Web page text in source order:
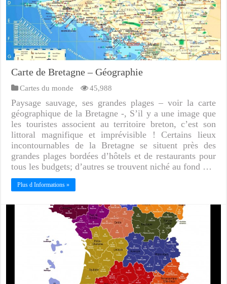
Carte de Bretagne – Géographie
Cartes du monde 45,988
Paysage sauvage, ses grandes plages – voir la carte
géographique de la Bretagne -, S’il y a une image que
les touristes associent au territoire breton, c’est son
littoral magnifique et imprévisible ! Certains lieux
incontournables de la Bretagne se situent près des
grandes plages bordées d’hôtels et de restaurants pour
tous les budgets; d’autres se trouvent niché au fond …
Plus d Informations »